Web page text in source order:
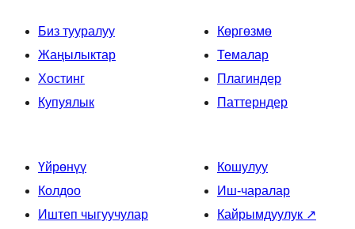
Биз тууралуу
Жаңылыктар
Хостинг
Купуялык
Көргөзмө
Темалар
Плагиндер
Паттерндер
Үйрөнүү
Колдоо
Иштеп чыгуучулар
Кошулуу
Иш-чаралар
Кайрымдуулук ↗